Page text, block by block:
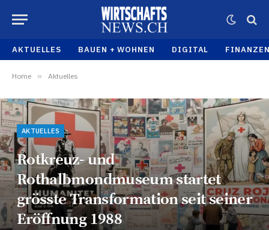
AKTUELLES BAUEN + WOHNEN DIGITAL
Home » Aktuelles
AKTUELLES
Rotkreuz- und
Rothalbmondmuseum startet
grösste Transformation seit seiner
Eröffnung 1988